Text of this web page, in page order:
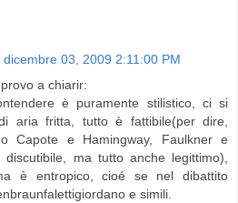
03, 2009 2:11:00 PM
a chiarir:
è puramente stilistico, ci si
aria fritta, tutto è fattibile(per dire,
Capote e Hamingway, Faulkner e
discutibile, ma tutto anche legittimo),
è entropico, cioé se nel dibattito
e simili.